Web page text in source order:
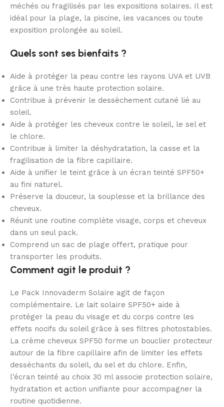
méchés ou fragilisés par les expositions solaires. Il est
idéal pour la plage, la piscine, les vacances ou toute
exposition prolongée au soleil.
Quels sont ses bienfaits ?
Aide à protéger la peau contre les rayons UVA et UVB
grâce à une très haute protection solaire.
Contribue à prévenir le dessèchement cutané lié au
soleil.
Aide à protéger les cheveux contre le soleil, le sel et
le chlore.
Contribue à limiter la déshydratation, la casse et la
fragilisation de la fibre capillaire.
Aide à unifier le teint grâce à un écran teinté SPF50+
au fini naturel.
Préserve la douceur, la souplesse et la brillance des
cheveux.
Réunit une routine complète visage, corps et cheveux
dans un seul pack.
Comprend un sac de plage offert, pratique pour
transporter les produits.
Comment agit le produit ?
Le Pack Innovaderm Solaire agit de façon
complémentaire. Le lait solaire SPF50+ aide à
protéger la peau du visage et du corps contre les
effets nocifs du soleil grâce à ses filtres photostables.
La crème cheveux SPF50 forme un bouclier protecteur
autour de la fibre capillaire afin de limiter les effets
desséchants du soleil, du sel et du chlore. Enfin,
l’écran teinté au choix 30 ml associe protection solaire,
hydratation et action unifiante pour accompagner la
routine quotidienne.